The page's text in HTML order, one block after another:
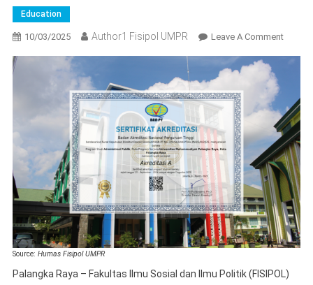
Education
10/03/2025 Author1 Fisipol UMPR Leave A CommentOn
Negara
UMPR
Kini
Jadi
Publik
Source: Humas Fisipol UMPR
Palangka Raya – Fakultas Ilmu Sosial dan Ilmu Politik (FISIPOL)